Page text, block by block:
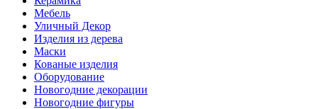
Мебель
Уличный Декор
Изделия из дерева
Маски
Кованые изделия
Оборудование
Новогодние декорации
Новогодние фигуры